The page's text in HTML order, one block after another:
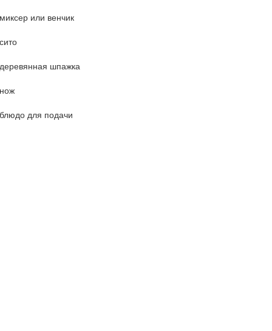
миксер или венчик
сито
деревянная шпажка
нож
блюдо для подачи